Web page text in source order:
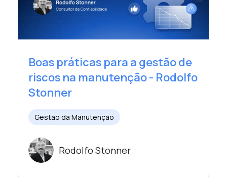
Boas práticas para a gestão de
riscos na manutenção - Rodolfo
Stonner
Gestão da Manutenção
Rodolfo Stonner